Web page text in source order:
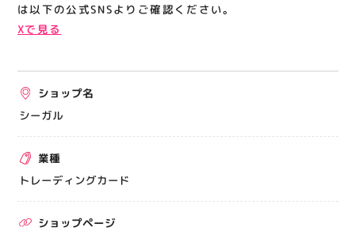
お問い合わせ
プライバシーポリシー
運営会社
出店をご検討の方へ
テナント出店募集
アティビジョンについて
は以下の公式SNSよりご確認ください。
Xで見る
ショップ名
シーガル
業種
トレーディングカード
ショップページ